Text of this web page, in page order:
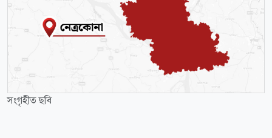
সংগৃহীত ছবি